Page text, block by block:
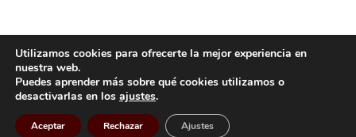
Aviso Legal
© 2026 LogiasMasonicas.com|Francmasoneria.org
Utilizamos cookies para ofrecerte la mejor experiencia en
nuestra web.
Puedes aprender más sobre qué cookies utilizamos o
desactivarlas en los ajustes.
Aceptar Rechazar Ajustes